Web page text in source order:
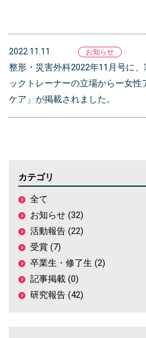
2022.11.11 お知らせ
整形・災害外科2022年11月号に
ックトレーナーの立場からー女性
ケア」が掲載されました。
カテゴリ
全て
お知らせ (32)
活動報告 (22)
受賞 (7)
卒業生・修了生 (2)
記事掲載 (0)
研究報告 (42)